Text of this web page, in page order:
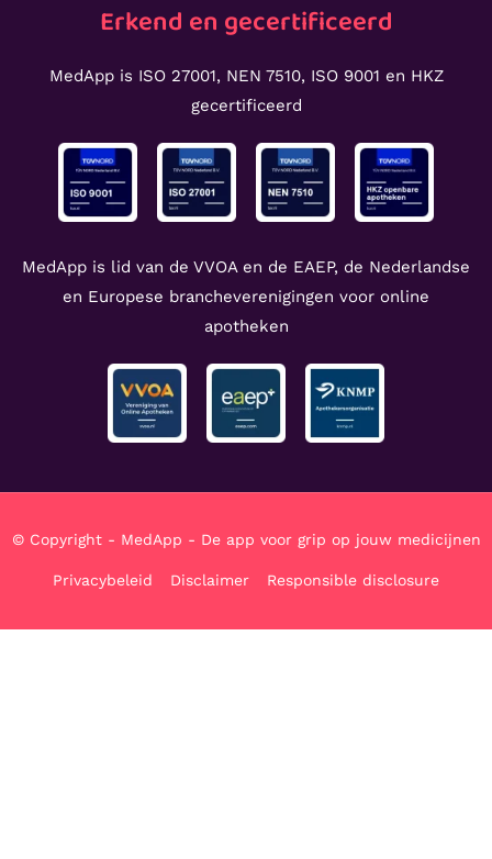
Erkend en gecertificeerd
MedApp is ISO 27001, NEN 7510, ISO 9001 en HKZ
gecertificeerd
MedApp is lid van de VVOA en de EAEP, de Nederlandse
en Europese brancheverenigingen voor online
apotheken
© Copyright - MedApp - De app voor grip op jouw medicijnen
Privacybeleid Disclaimer Responsible disclosure